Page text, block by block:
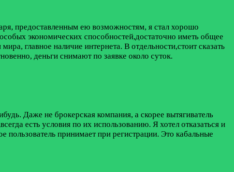
предоставленным ею возможностям, я стал хорошо
экономических способностей,достаточно иметь общее
главное наличие интернета. В отдельности,стоит сказать
деньги снимают по заявке около суток.
Даже не брокерская компания, а скорее вытягиватель
есть условия по их использованию. Я хотел отказаться и
пользователь принимает при регистрации. Это кабальные